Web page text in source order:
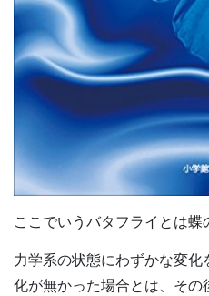
ここでいうバタフライとは蝶
力学系の状態にわずかな変
化が無かった場合とは、そ